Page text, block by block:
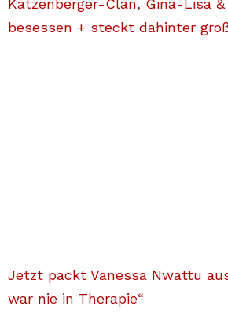
Katzenberger-Clan, Gina-Lisa &
besessen + steckt dahinter
Jetzt packt Vanessa Nwattu
war nie in Therapie“